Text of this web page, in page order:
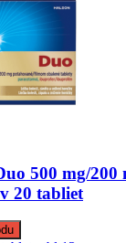
500 mg/200
20 tabliet